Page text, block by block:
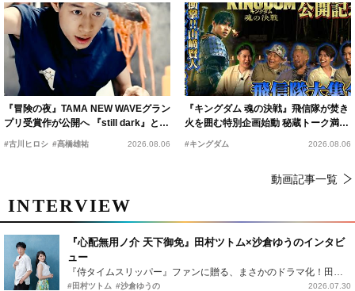
『冒険の夜』TAMA NEW WAVEグラン
プリ受賞作が公開へ 『still dark』と同
時上映決定
#古川ヒロシ #髙橋雄祐 2026.08.06
『キングダム 魂の決戦』飛信隊が焚き
火を囲む特別企画始動 秘蔵トーク満載
の“キングダムキャンプ”開催
#キングダム 2026.08.06
動画記事一覧
INTERVIEW
『心配無用ノ介 天下御免』田村ツトム×沙倉ゆうのインタビ
ュー
『侍タイムスリッパー』ファンに贈る、まさかのドラマ化！田村ツトム×沙倉ゆうのが語る『心配無用ノ介』撮影秘話
#田村ツトム #沙倉ゆうの 2026.07.30